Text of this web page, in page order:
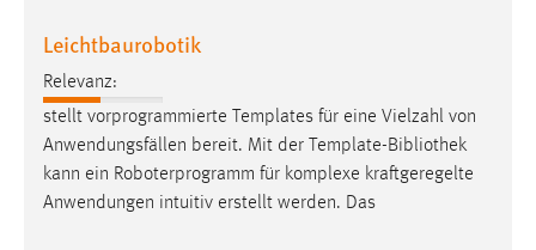
Leichtbaurobotik
Relevanz:
stellt vorprogrammierte Templates für eine Vielzahl von
Anwendungsfällen bereit. Mit der Template-Bibliothek
kann ein Roboterprogramm für komplexe kraftgeregelte
Anwendungen intuitiv erstellt werden. Das